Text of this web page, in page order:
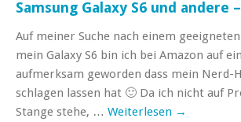
Samsung Galaxy S6 und andere
Auf meiner Suche nach einem
mein Galaxy S6 bin ich bei Amazon auf
aufmerksam geworden dass mein Nerd-
schlagen lassen hat 🙂 Da ich nicht auf
Stange stehe, … Weiterlesen →